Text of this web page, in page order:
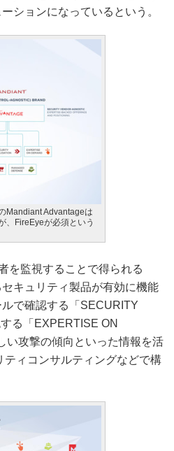
ションになっているという。
Mandiant Advantageは
、FireEyeが必須という
を監視することで得られる
キュリティ製品が有効に機能
で確認する「SECURITY
る「EXPERTISE ON
い攻撃の傾向といった情報を活
ィコンサルティングなどで構